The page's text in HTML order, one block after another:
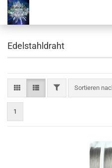
Edelstahldraht
FILTERSortieren
Sortieren
1